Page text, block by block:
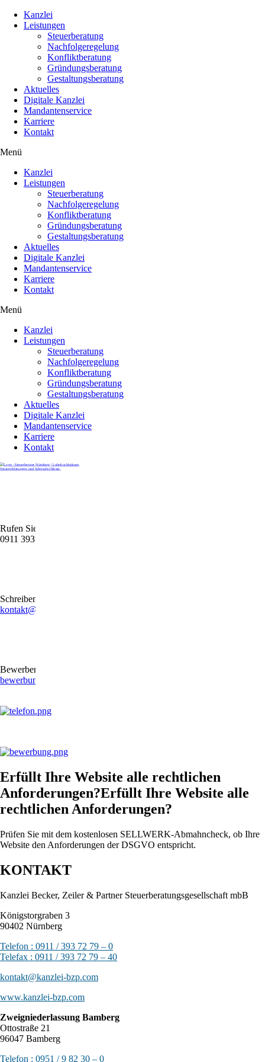
Kanzlei
Leistungen
Steuerberatung
Nachfolgeregelung
Konfliktberatung
Gründungsberatung
Gestaltungsberatung
Aktuelles
Digitale Kanzlei
Mandantenservice
Karriere
Kontakt
Menü
Kanzlei
Leistungen
Steuerberatung
Nachfolgeregelung
Konfliktberatung
Gründungsberatung
Gestaltungsberatung
Aktuelles
Digitale Kanzlei
Mandantenservice
Karriere
Kontakt
Menü
Kanzlei
Leistungen
Steuerberatung
Nachfolgeregelung
Konfliktberatung
Gründungsberatung
Gestaltungsberatung
Aktuelles
Digitale Kanzlei
Mandantenservice
Karriere
Kontakt
Rufen Sie uns gerne an
0911 39372790
Schreiben Sie uns gerne eine E-Mail
kontakt@stb-becker-zeiler.de
Bewerben Sie sich online oder per E-Mail
bewerbung@stb-becker-zeiler.de
Erfüllt Ihre Website alle rechtlichen
Anforderungen?Erfüllt Ihre Website alle
rechtlichen Anforderungen?
Prüfen Sie mit dem kostenlosen SELLWERK-Abmahncheck, ob Ihre
Website den Anforderungen der DSGVO entspricht.
KONTAKT
Kanzlei Becker, Zeiler & Partner Steuerberatungsgesellschaft mbB
Königstorgraben 3
90402 Nürnberg
Telefon : 0911 / 393 72 79 – 0
Telefax : 0911 / 393 72 79 – 40
kontakt@kanzlei-bzp.com
www.kanzlei-bzp.com
Zweigniederlassung Bamberg
Ottostraße 21
96047 Bamberg
Telefon : 0951 / 9 82 30 – 0